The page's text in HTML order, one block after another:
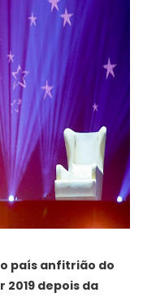
o país anfitrião do
2019 depois da